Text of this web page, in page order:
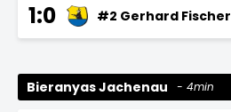
1:0 #2 Gerhard Fischer
Bieranyas Jachenau 4min